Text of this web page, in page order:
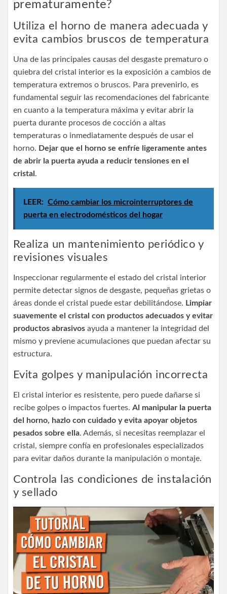
prematuramente?
Utiliza el horno de manera adecuada y
evita cambios bruscos de temperatura
Una de las principales causas del desgaste prematuro o
quiebra del cristal interior es la exposición a cambios de
temperatura extremos o bruscos. Para prevenirlo, es
fundamental seguir las recomendaciones del fabricante
en cuanto a la temperatura máxima y evitar abrir la
puerta durante procesos de cocción a altas
temperaturas o inmediatamente después de usar el
horno. Dejar que el horno se enfríe ligeramente antes
de abrir la puerta ayuda a reducir tensiones en el
cristal .
LEER: Cómo cambiar los microinterruptores de
puerta en electrodomésticos del hogar
Realiza un mantenimiento periódico y
revisiones visuales
Inspeccionar regularmente el estado del cristal interior
permite detectar signos de desgaste, pequeñas grietas o
áreas donde el cristal puede estar debilitándose. Limpiar
suavemente el cristal con productos adecuados y evitar
productos abrasivos ayuda a mantener la integridad del
mismo y previene acumulaciones que puedan afectar su
estructura.
Evita golpes y manipulación incorrecta
El cristal interior es resistente, pero puede dañarse si
recibe golpes o impactos fuertes. Al manipular la puerta
del horno, hazlo con cuidado y evita apoyar objetos
pesados sobre ella. Además, si necesitas reemplazar el
cristal, siempre confía en profesionales especializados
para evitar daños durante la manipulación o montaje.
Controla las condiciones de instalación
y sellado